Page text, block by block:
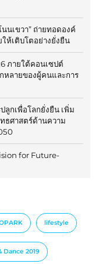
นเขวา” ถ่ายทอดองค์
ห้เติบโตอย่างยั่งยืน
ภายใต้คอนเซปต์
หลายของผู้คนและการ
ลูกเพื่อโลกยั่งยืน เพิ่ม
ธศาสตร์ด้านความ
for Future-
lifestyle
Dance 2019